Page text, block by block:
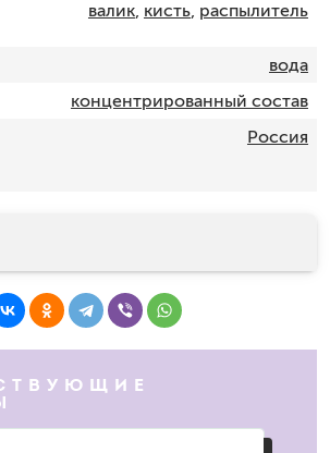
валик, кисть, распылитель
вода
концентрированный состав
Россия